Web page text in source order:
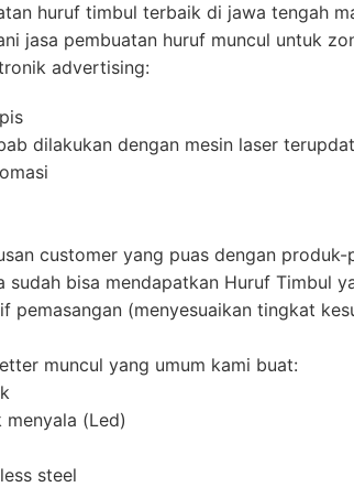
huruf timbul terbaik di jawa tengah
jasa pembuatan huruf muncul untuk
advertising:
dilakukan dengan mesin laser
customer yang puas dengan
sudah bisa mendapatkan Huruf Timbul
pemasangan (menyesuaikan tingkat
muncul yang umum kami buat:
(Led)
steel